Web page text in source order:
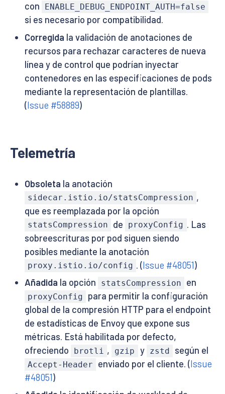
con
ENABLE_DEBUG_ENDPOINT_AUTH=false
si es necesario por compatibilidad.
Corregida la validación de anotaciones de
recursos para rechazar caracteres de nueva
línea y de control que podrían inyectar
contenedores en las especificaciones de pods
mediante la representación de plantillas.
(Issue #58889)
Telemetría
Obsoleta la anotación
sidecar.istio.io/statsCompression ,
que es reemplazada por la opción
statsCompression de proxyConfig . Las
sobreescrituras por pod siguen siendo
posibles mediante la anotación
proxy.istio.io/config . (Issue #48051)
Añadida la opción statsCompression en
proxyConfig
para permitir la configuración
global de la compresión HTTP para el endpoint
de estadísticas de Envoy que expone sus
métricas. Está habilitada por defecto,
ofreciendo
brotli , gzip y zstd según el
Accept-Header enviado por el cliente. (Issue
#48051)